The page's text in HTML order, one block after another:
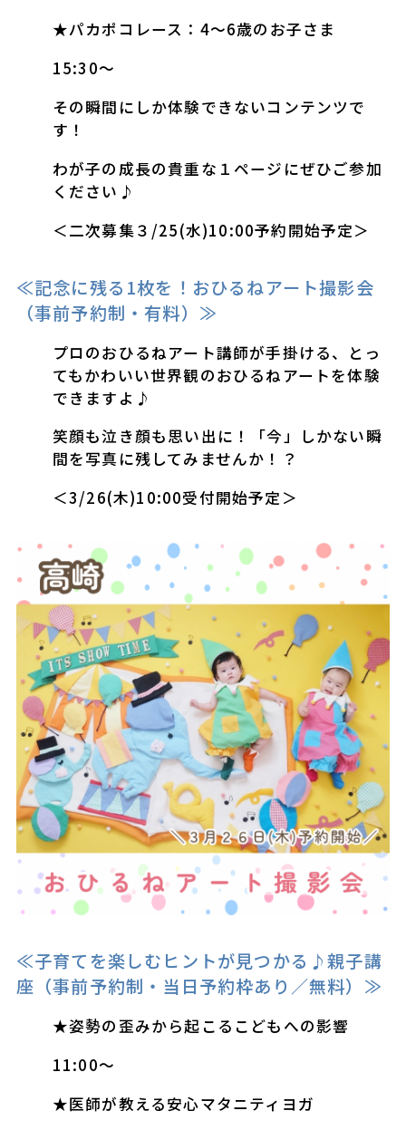
★パカポコレース：4～6歳のお子さま
15:30～
その瞬間にしか体験できないコンテンツで
す！
わが子の成長の貴重な１ページにぜひご参加
ください♪
＜二次募集３/25(水)10:00予約開始予定＞
≪記念に残る1枚を！おひるねアート撮影会
（事前予約制・有料）≫
プロのおひるねアート講師が手掛ける、とっ
てもかわいい世界観のおひるねアートを体験
できますよ♪
笑顔も泣き顔も思い出に！「今」しかない瞬
間を写真に残してみませんか！？
＜3/26(木)10:00受付開始予定＞
≪子育てを楽しむヒントが見つかる♪親子講
座（事前予約制・当日予約枠あり／無料）≫
★姿勢の歪みから起こるこどもへの影響
11:00～
★医師が教える安心マタニティヨガ